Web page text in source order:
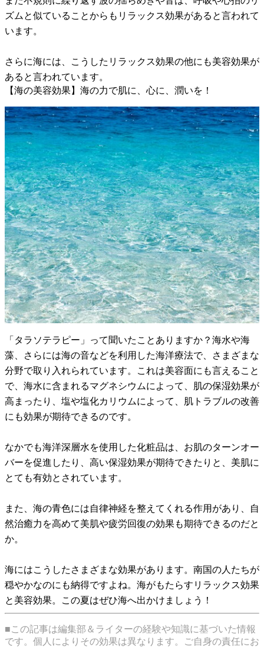
ズムと似ていることからもリラックス効果があると言われて
います。
さらに海には、こうしたリラックス効果の他にも美容効果が
あると言われています。
【海の美容効果】海の力で肌に、心に、潤いを！
「タラソテラピー」って聞いたことありますか？海水や海
藻、さらには海の音などを利用した海洋療法で、さまざまな
分野で取り入れられています。これは美容面にも言えること
で、海水に含まれるマグネシウムによって、肌の保湿効果が
高まったり、塩や塩化カリウムによって、肌トラブルの改善
にも効果が期待できるのです。
なかでも海洋深層水を使用した化粧品は、お肌のターンオー
バーを促進したり、高い保湿効果が期待できたりと、美肌に
とても有効とされています。
また、海の青色には自律神経を整えてくれる作用があり、自
然治癒力を高めて美肌や疲労回復の効果も期待できるのだと
か。
海にはこうしたさまざまな効果があります。南国の人たちが
穏やかなのにも納得ですよね。海がもたらすリラックス効果
と美容効果。この夏はぜひ海へ出かけましょう！
■この記事は編集部＆ライターの経験や知識に基づいた情報
です。個人によりその効果は異なります。ご自身の責任にお